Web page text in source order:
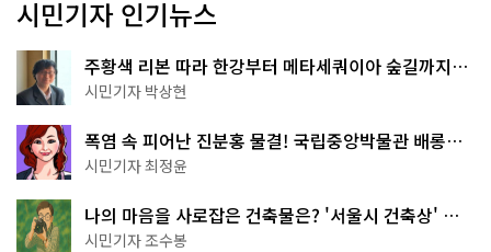
시민기자 인기뉴스
주황색 리본 따라 한강부터 메타세쿼이아 숲길까지…
서울둘레길 15코스
시민기자 박상현
폭염 속 피어난 진분홍 물결! 국립중앙박물관 배롱나
무 명소
시민기자 최정윤
나의 마음을 사로잡은 건축물은? '서울시 건축상' 수
상작 공개!
시민기자 조수봉